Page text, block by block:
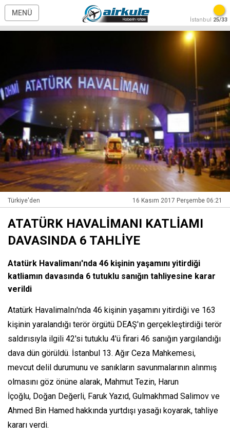
MENÜ
İstanbul 25/33
Türkiye'den 16 Kasım 2017 Perşembe 06:21
ATATÜRK HAVALİMANI KATLİAMI
DAVASINDA 6 TAHLİYE
Atatürk Havalimanı'nda 46 kişinin yaşamını yitirdiği
katliamın davasında 6 tutuklu sanığın tahliyesine karar
verildi
Atatürk HavalimaInı'nda 46 kişinin yaşamını yitirdiği ve 163
kişinin yaralandığı terör örgütü DEAŞ'ın gerçekleştirdiği terör
saldırısıyla ilgili 42'si tutuklu 4'ü firari 46 sanığın yargılandığı
dava dün görüldü. İstanbul 13. Ağır Ceza Mahkemesi,
mevcut delil durumunu ve sanıkların savunmalarının alınmış
olmasını göz önüne alarak, Mahmut Tezin, Harun
İçoğlu, Doğan Değerli, Faruk Yazıd, Gulmakhmad Salimov ve
Ahmed Bin Hamed hakkında yurtdışı yasağı koyarak, tahliye
kararı verdi.